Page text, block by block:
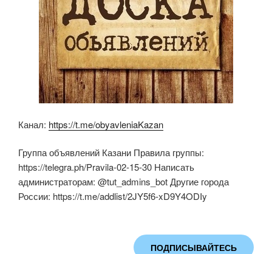
Канал: https://t.me/obyavleniaKazan
Группа объявлений Казани Правила группы:
https://telegra.ph/Pravila-02-15-30 Написать
администраторам: @tut_admins_bot Другие города
России: https://t.me/addlist/2JY5f6-xD9Y4ODIy
ПОДПИСЫВАЙТЕСЬ